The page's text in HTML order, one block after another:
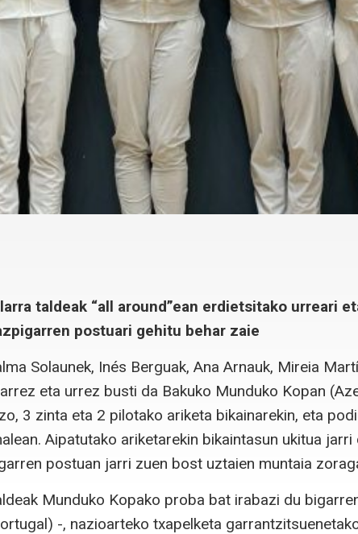
taldeak “all around”ean erdietsitako urreari
postuari gehitu behar zaie
Solaunek, Inés Berguak, Ana Arnauk, Mireia
eta urrez busti da Bakuko Munduko Kopan
3 zinta eta 2 pilotako ariketa bikainarekin, eta
Aipatutako ariketarekin bikaintasun ukitua
postuan jarri zuen bost uztaien muntaia
Munduko Kopako proba bat irabazi du
-, nazioarteko txapelketa